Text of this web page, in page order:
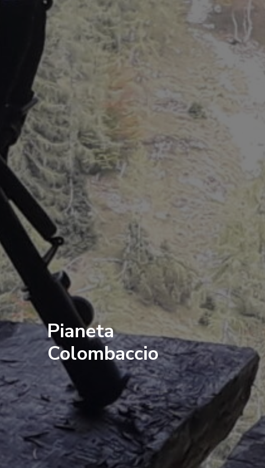
Pianeta
Colombaccio